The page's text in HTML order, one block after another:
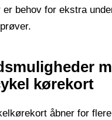
behov for ekstra
kørekort
åbner for